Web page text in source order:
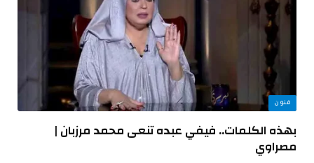
فنون
بهذه الكلمات.. فيفي عبده تنعى محمد مرزبان |
مصراوي